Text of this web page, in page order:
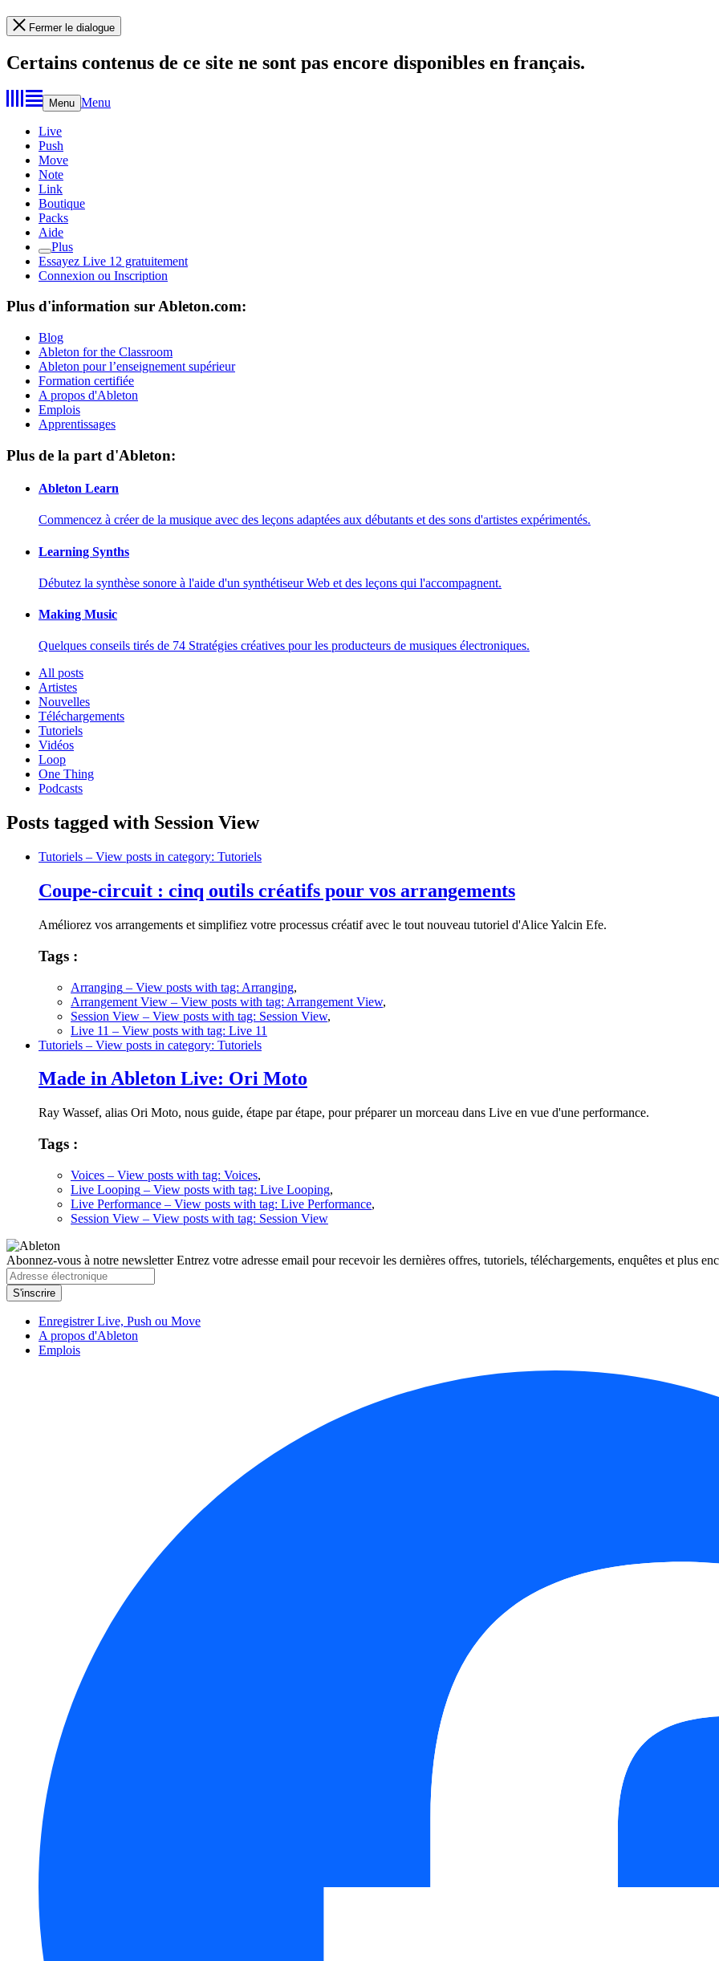
Fermer le dialogue
Certains contenus de ce site ne sont pas encore disponibles en français.
Menu Menu
Live
Push
Move
Note
Link
Boutique
Packs
Aide
Plus
Essayez Live 12 gratuitement
Connexion ou Inscription
Plus d'information sur Ableton.com:
Blog
Ableton for the Classroom
Ableton pour l’enseignement supérieur
Formation certifiée
A propos d'Ableton
Emplois
Apprentissages
Plus de la part d'Ableton:
Ableton Learn
Commencez à créer de la musique avec des leçons adaptées aux débutants et des sons d'artistes expérimentés.
Learning Synths
Débutez la synthèse sonore à l'aide d'un synthétiseur Web et des leçons qui l'accompagnent.
Making Music
Quelques conseils tirés de 74 Stratégies créatives pour les producteurs de musiques électroniques.
All posts
Artistes
Nouvelles
Téléchargements
Tutoriels
Vidéos
Loop
One Thing
Podcasts
Posts tagged with Session View
Tutoriels – View posts in category: Tutoriels
Coupe-circuit : cinq outils créatifs pour vos arrangements
Améliorez vos arrangements et simplifiez votre processus créatif avec le tout nouveau tutoriel d'Alice Yalcin Efe.
Tags :
Arranging – View posts with tag: Arranging,
Arrangement View – View posts with tag: Arrangement View,
Session View – View posts with tag: Session View,
Live 11 – View posts with tag: Live 11
Tutoriels – View posts in category: Tutoriels
Made in Ableton Live: Ori Moto
Ray Wassef, alias Ori Moto, nous guide, étape par étape, pour préparer un morceau dans Live en vue d'une performance.
Tags :
Voices – View posts with tag: Voices,
Live Looping – View posts with tag: Live Looping,
Live Performance – View posts with tag: Live Performance,
Session View – View posts with tag: Session View
Abonnez-vous à notre newsletterEntrez votre adresse email pour recevoir les dernières offres, tutoriels, téléchargements, enquêtes et plus
Enregistrer Live, Push ou Move
A propos d'Ableton
Emplois